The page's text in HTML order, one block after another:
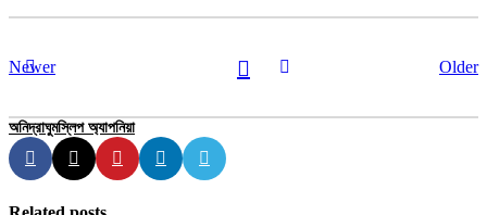
Newer Older
অনিদ্রাঘুমস্লিপ অ্যাপনিয়া